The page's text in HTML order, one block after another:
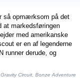
så opmærksom på det
at markedsføringen
med amerikanske
er en af legenderne
runner derude, og
Gravity Circuit Bonze Adventure